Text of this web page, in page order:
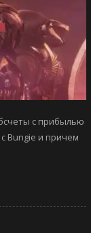
с прибылью
Bungie и причем